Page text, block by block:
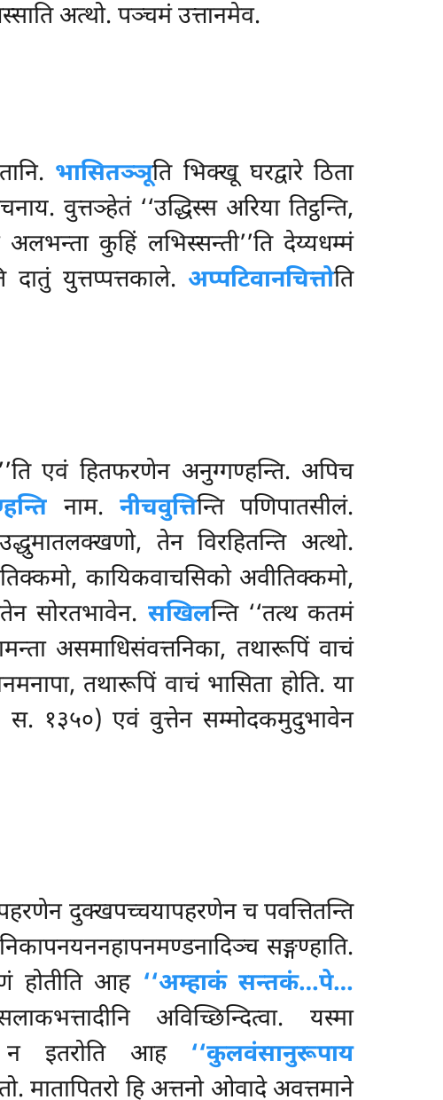
अत्थो. पञ्चमं उत्तानमेव.
भासितञ्ञूति भिक्खू घरद्वारे ठिता
वुत्तञ्हेतं ‘‘उद्धिस्स अरिया तिट्ठन्ति,
अलभन्ता कुहिं लभिस्सन्ती’’तिदेय्यधम्मं
दातुं युत्तप्पत्तकाले. अप्पटिवानचित्तोति
एवं हितफरणेन अनुग्गण्हन्ति. अपिच
नाम. नीचवुत्तिन्ति पणिपातसीलं.
तेन विरहितन्ति अत्थो.
कायिकवाचसिको अवीतिक्कमो,
सोरतभावेन. सखिलन्ति ‘‘तत्थ कतमं
असमाधिसंवत्तनिका, तथारूपिं वाचं
तथारूपिं वाचं भासिता होति. या
स. १३५०) एवं वुत्तेन सम्मोदकमुदुभावेन
दुक्खपच्चयापहरणेन च पवत्तितन्ति
सङ्गण्हाति.
होतीति आह ‘‘अम्हाकं सन्तकं…पे…
अविच्छिन्दित्वा. यस्मा
न इतरोति आह ‘‘कुलवंसानुरूपाय
मातापितरो हि अत्तनो ओवादे अवत्तमाने